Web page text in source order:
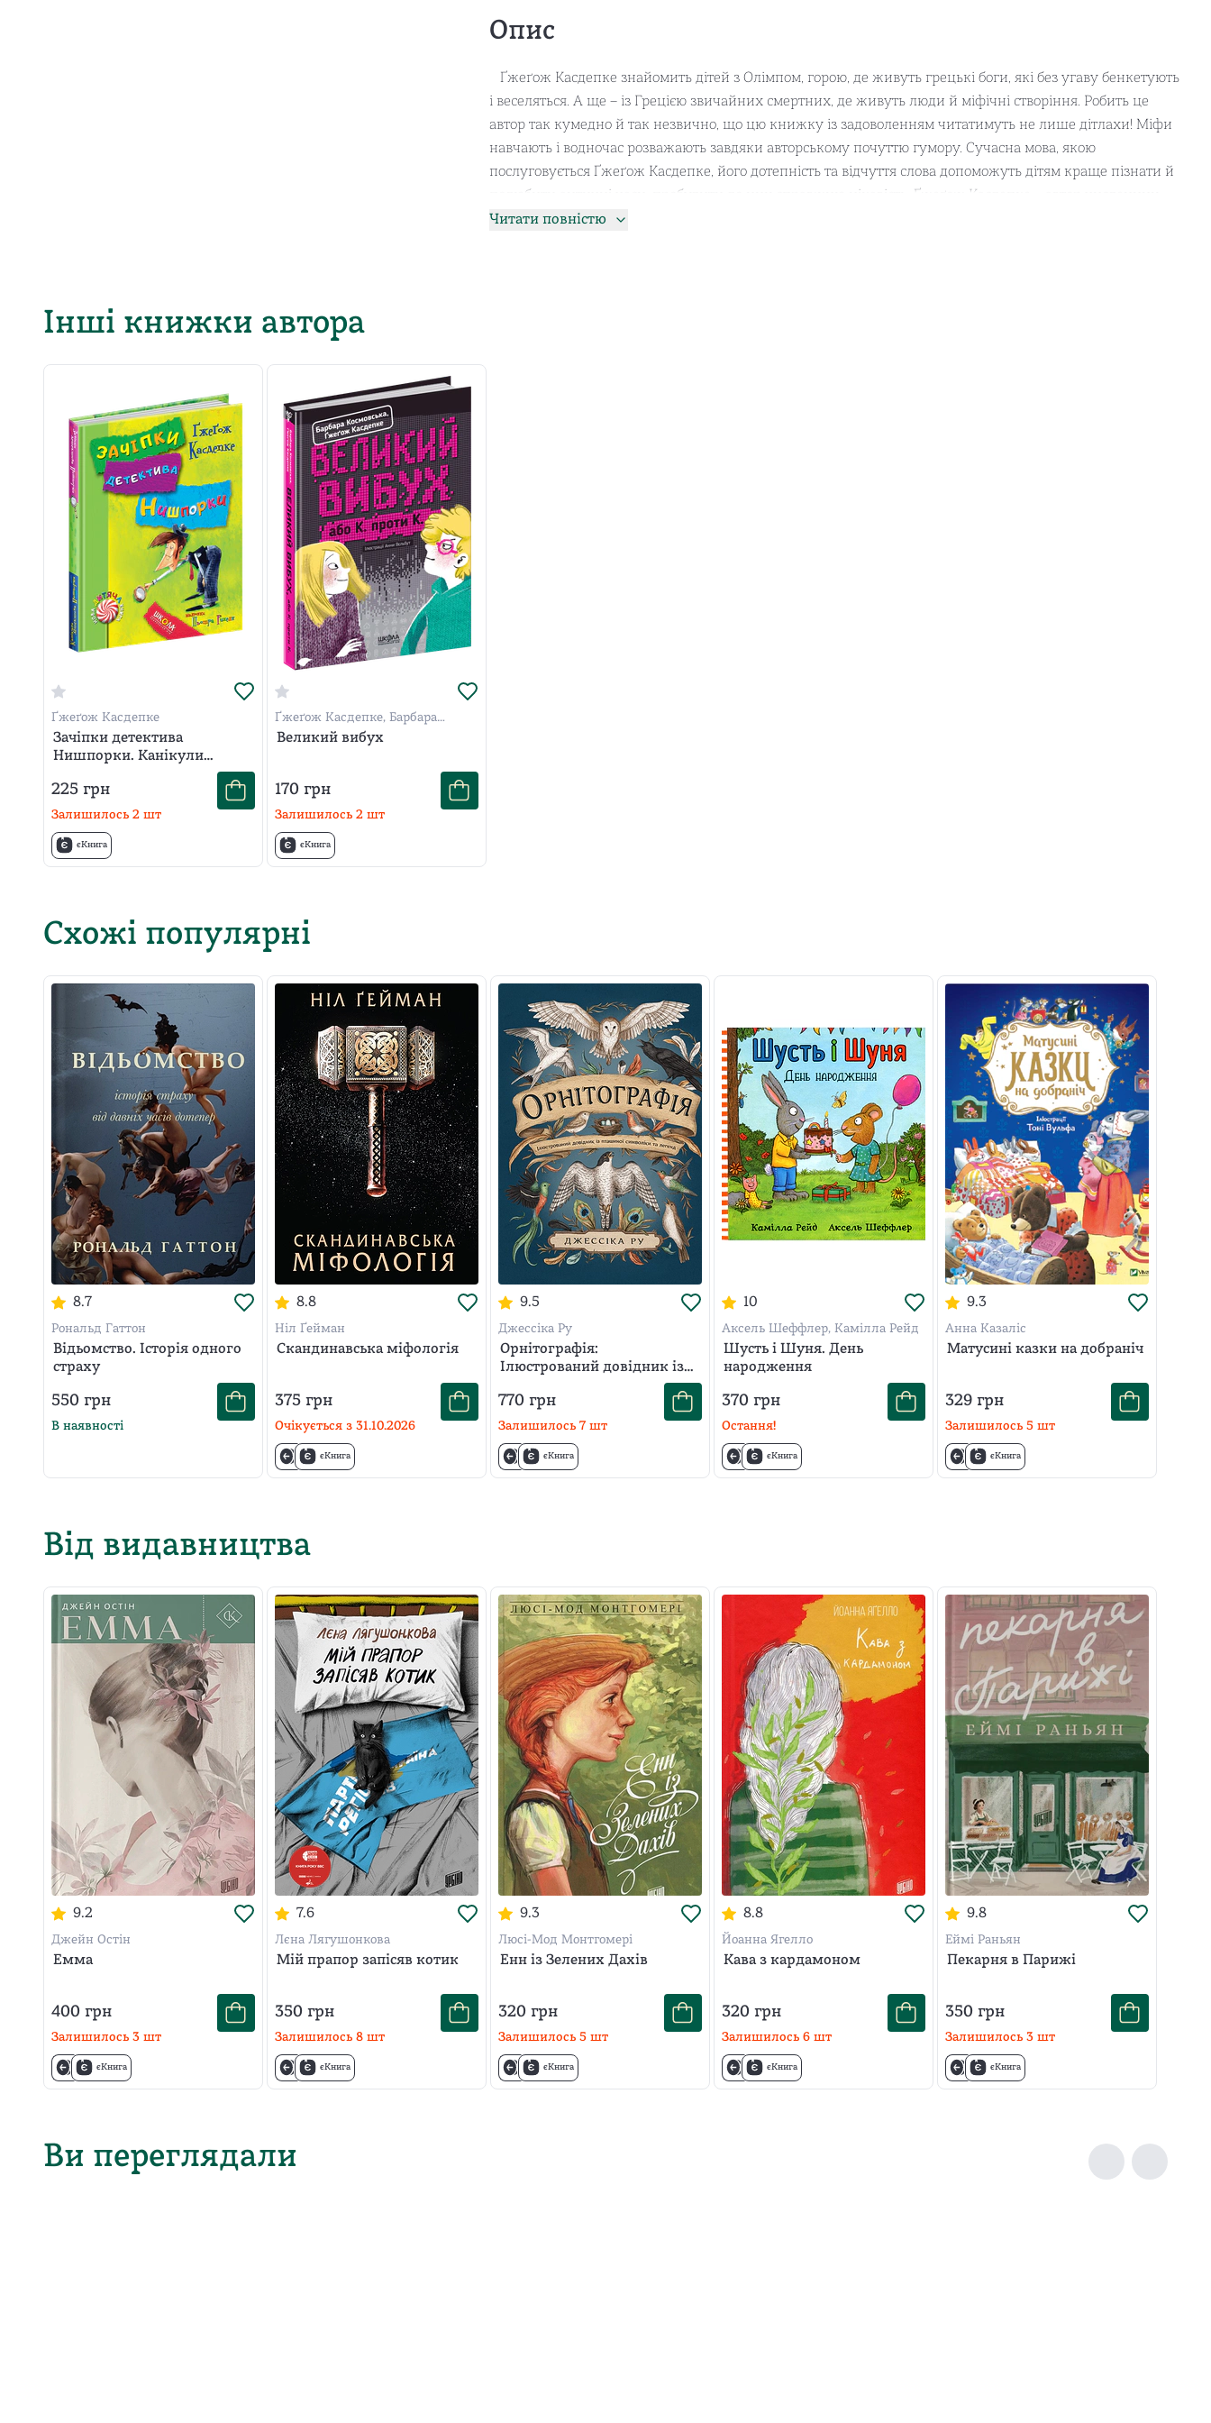
Опис
Ґжеґож Касдепке знайомить дітей з Олімпом, горою, де живуть грецькі боги, які без угаву бенкетують
і веселяться. А ще – із Грецією звичайних смертних, де живуть люди й міфічні створіння. Робить це
автор так кумедно й так незвично, що цю книжку із задоволенням читатимуть не лише дітлахи! Міфи
навчають і водночас розважають завдяки авторському почуттю гумору. Сучасна мова, якою
послуговується Ґжеґож Касдепке, його дотепність та відчуття слова допоможуть дітям краще пізнати й
полюбити античні часи, пробудити до них справжню цікавість. Ґжеґож Касдепке – автор численних
книжкових бестселерів. Лауреат Літературної премії ім. Корнеля Макушинського, він двічі здобував
Читати повністю
Інші книжки автора
Ґжеґож Касдепке
Зачіпки детектива
Нишпорки. Канікули
225 грн
Залишилось 2 шт
єКнига
Ґжеґож Касдепке, Барбара
Космовська
Великий вибух
170 грн
Залишилось 2 шт
єКнига
Схожі популярні
8.7
Рональд Гаттон
Відьомство. Історія одного
страху
550 грн
В наявності
8.8
Ніл Ґейман
Скандинавська міфологія
375 грн
Очікується з 31.10.2026
єКнига
9.5
Джессіка Ру
Орнітографія:
Ілюстрований довідник із
легенд
770 грн
Залишилось 7 шт
єКнига
10
Аксель Шеффлер, Камілла Рейд
Шусть і Шуня. День
народження
370 грн
Остання!
єКнига
9.3
Анна Казаліс
Матусині казки на добраніч
329 грн
Залишилось 5 шт
єКнига
Від видавництва
9.2
Джейн Остін
Емма
400 грн
Залишилось 3 шт
єКнига
7.6
Лєна Лягушонкова
Мій прапор запісяв котик
350 грн
Залишилось 8 шт
єКнига
9.3
Люсі-Мод Монтгомері
Енн із Зелених Дахів
320 грн
Залишилось 5 шт
єКнига
8.8
Йоанна Ягелло
Кава з кардамоном
320 грн
Залишилось 6 шт
єКнига
9.8
Еймі Раньян
Пекарня в Парижі
350 грн
Залишилось 3 шт
єКнига
Ви переглядали